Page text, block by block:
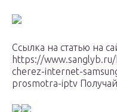
Ссылка на статью на
https://
cherez-internet-
prosmotra-iptv